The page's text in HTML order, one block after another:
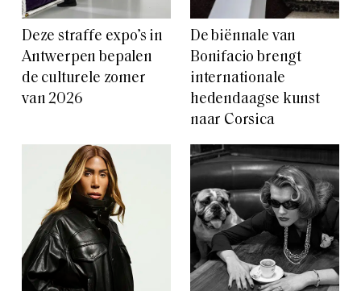
Deze straffe expo’s in
Antwerpen bepalen
de culturele zomer
van 2026
De biënnale van
Bonifacio brengt
internationale
hedendaagse kunst
naar Corsica